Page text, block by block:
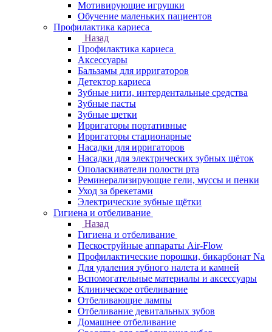
Мотивирующие игрушки
Обучение маленьких пациентов
Профилактика кариеса
Назад
Профилактика кариеса
Аксессуары
Бальзамы для ирригаторов
Детектор кариеса
Зубные нити, интердентальные средства
Зубные пасты
Зубные щетки
Ирригаторы портативные
Ирригаторы стационарные
Насадки для ирригаторов
Насадки для электрических зубных щёток
Ополаскиватели полости рта
Реминерализирующие гели, муссы и пенки
Уход за брекетами
Электрические зубные щётки
Гигиена и отбеливание
Назад
Гигиена и отбеливание
Пескоструйные аппараты Air-Flow
Профилактические порошки, бикарбонат Na
Для удаления зубного налета и камней
Вспомогательные материалы и аксессуары
Клиническое отбеливание
Отбеливающие лампы
Отбеливание девитальных зубов
Домашнее отбеливание